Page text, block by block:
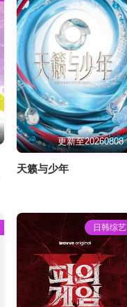
更新至20260808
天籁与少年
日韩综艺